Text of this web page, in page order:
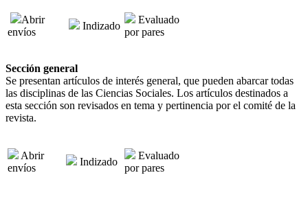
Abrir
envíos
Indizado
Evaluado
por pares
Sección general
Se presentan artículos de interés general, que pueden abarcar todas
las disciplinas de las Ciencias Sociales. Los artículos destinados a
esta sección son revisados en tema y pertinencia por el comité de la
revista.
Abrir
envíos
Indizado
Evaluado
por pares